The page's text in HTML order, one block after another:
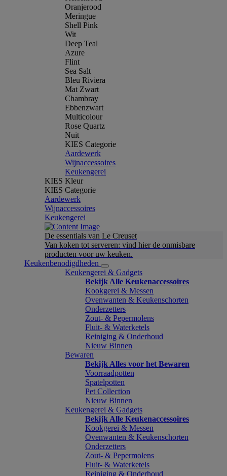
Oranjerood
Meringue
Shell Pink
Wit
Deep Teal
Azure
Flint
Sea Salt
Bleu Riviera
Mat Zwart
Chambray
Ebbenzwart
Multicolour
Rose Quartz
Nuit
KIES Categorie
Aardewerk
Wijnaccessoires
Keukengerei
KIES Kleur
KIES Categorie
Aardewerk
Wijnaccessoires
Keukengerei
De essentials van Le Creuset
Van koken tot serveren: vind hier de onmisbare
producten voor uw keuken.
Keukenbenodigdheden
Keukengerei & Gadgets
Bekijk Alle Keukenaccessoires
Kookgerei & Messen
Ovenwanten & Keukenschorten
Onderzetters
Zout- & Pepermolens
Fluit- & Waterketels
Reiniging & Onderhoud
Nieuw Binnen
Bewaren
Bekijk Alles voor het Bewaren
Voorraadpotten
Spatelpotten
Pet Collection
Nieuw Binnen
Keukengerei & Gadgets
Bekijk Alle Keukenaccessoires
Kookgerei & Messen
Ovenwanten & Keukenschorten
Onderzetters
Zout- & Pepermolens
Fluit- & Waterketels
Reiniging & Onderhoud